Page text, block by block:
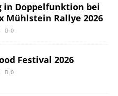
in Doppelfunktion bei
Mühlstein Rallye 2026
0
Festival 2026
0